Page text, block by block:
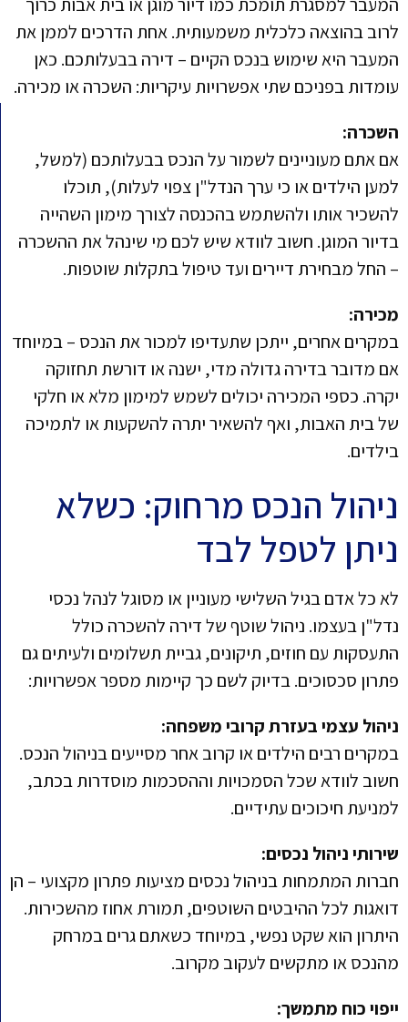
לרוב בהוצאה כלכלית משמעותית. אחת הדרכים לממן את
המעבר היא שימוש בנכס הקיים – דירה בבעלותכם. כאן
עומדות בפניכם שתי אפשרויות עיקריות: השכרה או מכירה.
השכרה:
אם אתם מעוניינים לשמור על הנכס בבעלותכם (למשל,
למען הילדים או כי ערך הנדל"ן צפוי לעלות), תוכלו
להשכיר אותו ולהשתמש בהכנסה לצורך מימון השהייה
בדיור המוגן. חשוב לוודא שיש לכם מי שינהל את ההשכרה
– החל מבחירת דיירים ועד טיפול בתקלות שוטפות.
מכירה:
במקרים אחרים, ייתכן שתעדיפו למכור את הנכס – במיוחד
אם מדובר בדירה גדולה מדי, ישנה או דורשת תחזוקה
יקרה. כספי המכירה יכולים לשמש למימון מלא או חלקי
של בית האבות, ואף להשאיר יתרה להשקעות או לתמיכה
בילדים.
ניהול הנכס מרחוק: כשלא
ניתן לטפל לבד
לא כל אדם בגיל השלישי מעוניין או מסוגל לנהל נכסי
נדל"ן בעצמו. ניהול שוטף של דירה להשכרה כולל
התעסקות עם חוזים, תיקונים, גביית תשלומים ולעיתים גם
פתרון סכסוכים. בדיוק לשם כך קיימות מספר אפשרויות:
ניהול עצמי בעזרת קרובי משפחה:
במקרים רבים הילדים או קרוב אחר מסייעים בניהול הנכס.
חשוב לוודא שכל הסמכויות וההסכמות מוסדרות בכתב,
למניעת חיכוכים עתידיים.
שירותי ניהול נכסים:
חברות המתמחות בניהול נכסים מציעות פתרון מקצועי – הן
דואגות לכל ההיבטים השוטפים, תמורת אחוז מהשכירות.
היתרון הוא שקט נפשי, במיוחד כשאתם גרים במרחק
מהנכס או מתקשים לעקוב מקרוב.
ייפוי כוח מתמשך: